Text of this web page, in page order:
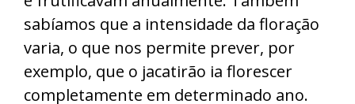
sabíamos que a intensidade da floração
varia, o que nos permite prever, por
exemplo, que o jacatirão ia florescer
completamente em determinado ano.